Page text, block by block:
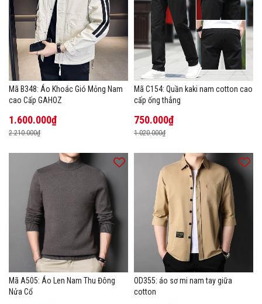
Mã B348: Áo Khoác Gió Mỏng Nam
cao Cấp GAHOZ
1.600.000₫
2.210.000₫
Mã C154: Quần kaki nam cotton cao
cấp ống thẳng
750.000₫
1.020.000₫
Mã A505: Áo Len Nam Thu Đông
Nửa Cổ
OD355: áo sơ mi nam tay giữa
cotton